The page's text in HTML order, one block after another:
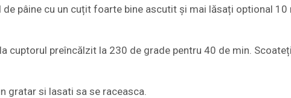
pâine cu un cuțit foarte bine ascutit și mai lăsați optional 10
cuptorul preîncălzit la 230 de grade pentru 40 de min.
gratar si lasati sa se raceasca.